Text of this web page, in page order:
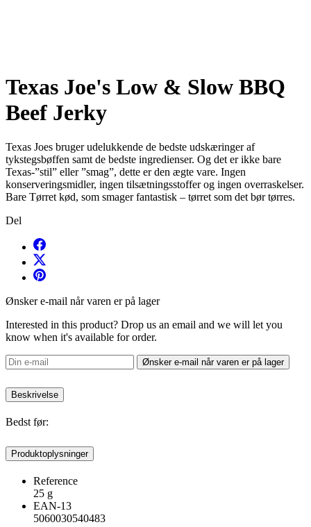
Texas Joe's Low & Slow BBQ
Beef Jerky
Texas Joes bruger udelukkende de bedste udskæringer af
tykstegsbøffen samt de bedste ingredienser. Og det er ikke bare
Texas-”stil” eller ”smag”, dette er den ægte vare. Ingen
konserveringsmidler, ingen tilsætningsstoffer og ingen overraskelser.
Bare Tørret kød, som smager fantastisk – tørret som det bør tørres.
Del
Ønsker e-mail når varen er på lager
Interested in this product? Drop us an email and we will let you
know when it's available for order.
Ønsker e-mail når varen er på lager
Beskrivelse
Bedst før:
Produktoplysninger
Reference
25 g
EAN-13
5060030540483